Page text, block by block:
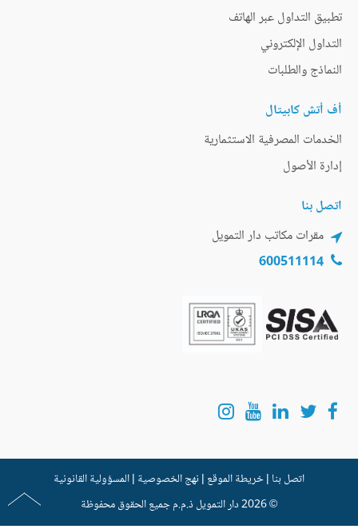
تطبيق التداول عبر الهاتف
التداول الإلكتروني
النماذج والطلبات
أف أتش كابيتال
الخدمات المصرفية الاستثمارية
إدارة الأصول
اتصل بنا
مقرات مكاتب دار التمويل
600511114
اتصل بنا |خريطة الموقع |نهج الخصوصية |المسؤولية القانونية
© 2026
دار التمويلذ.م.م جميع الحقوق محفوظة